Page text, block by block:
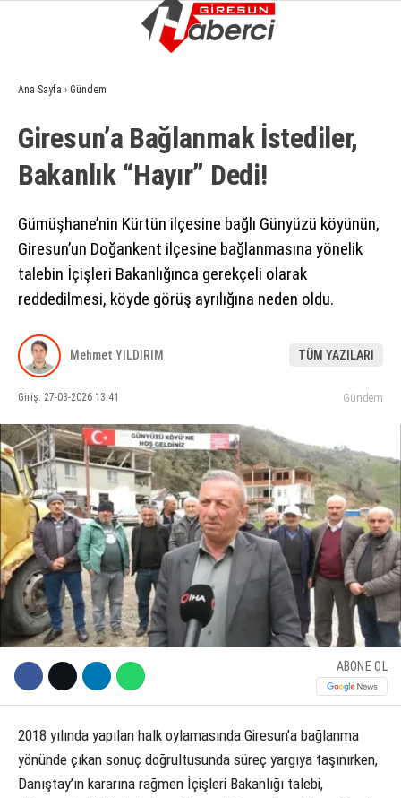
WhatsApp İhbar Hattı
Facebook
Instagram
Youtube
GÜNDEM
EKONOMI
SIYASET
ASAYIŞ
SPOR
EĞITIM
SAĞLIK
KÜLTÜR SANAT
SERVISLER
Ana Sayfa › Gündem
Giresun’a Bağlanmak İstediler,
Bakanlık “Hayır” Dedi!
Gümüşhane’nin Kürtün ilçesine bağlı Günyüzü köyünün,
Giresun’un Doğankent ilçesine bağlanmasına yönelik
talebin İçişleri Bakanlığınca gerekçeli olarak
reddedilmesi, köyde görüş ayrılığına neden oldu.
Mehmet YILDIRIM TÜM YAZILARI
Giriş: 27-03-2026 13:41 Gündem
ABONE OL
2018 yılında yapılan halk oylamasında Giresun’a bağlanma
yönünde çıkan sonuç doğrultusunda süreç yargıya taşınırken,
Danıştay’ın kararına rağmen İçişleri Bakanlığı talebi,